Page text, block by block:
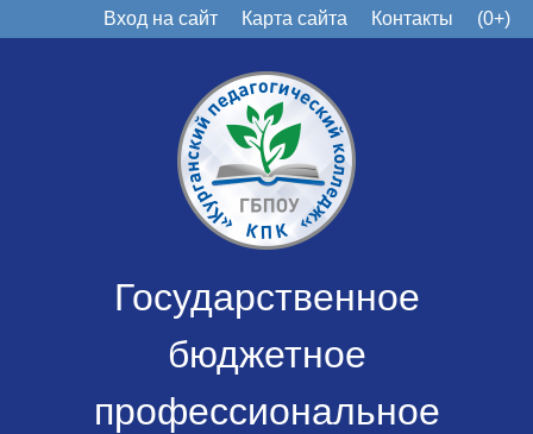
Вход на сайт Карта сайта Контакты (0+)
Государственное
бюджетное
профессиональное